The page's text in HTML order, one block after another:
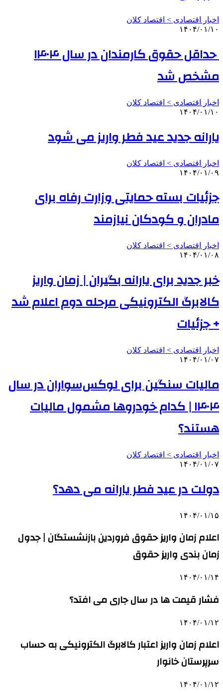
اخبار اقتصادی > اقتصاد كلان
۱۴۰۴/۰۱/۱۰
حداقل حقوق کارمندان در سال ۱۴۰۴
مشخص شد
اخبار اقتصادی > اقتصاد كلان
۱۴۰۴/۰۱/۱۰
یارانه جدید عید فطر واریز می شود
اخبار اقتصادی > اقتصاد كلان
۱۴۰۴/۰۱/۰۹
جزئیات بسته حمایتی وزارت رفاه برای
مادران و کودکان نیازمند
اخبار اقتصادی > اقتصاد كلان
۱۴۰۴/۰۱/۰۸
خبر جدید برای یارانه بگیران | زمان واریز
کالابرگ الکترونیکی مرحله دوم اعلام شد
+ جزئیات
اخبار اقتصادی > اقتصاد كلان
۱۴۰۴/۰۱/۰۷
مالیات سنگین برای لوکس‌سواران در سال
۱۴۰۴ | کدام خودروها مشمول مالیات
هستند؟
اخبار اقتصادی > اقتصاد كلان
۱۴۰۴/۰۱/۰۷
دولت در عید فطر یارانه می دهد؟
۱۴۰۴/۰۱/۱۵
اعلام زمان واریز حقوق فروردین بازنشستگان | جدول
زمان بندی واریز حقوق
۱۴۰۴/۰۱/۱۴
فشار قیمت‌ ها در سال جاری می افتد؟
۱۴۰۴/۰۱/۱۲
اعلام زمان واریز اعتبار کالابرگ الکترونیکی به حساب
سرپرستان خانوار
۱۴۰۴/۰۱/۱۲